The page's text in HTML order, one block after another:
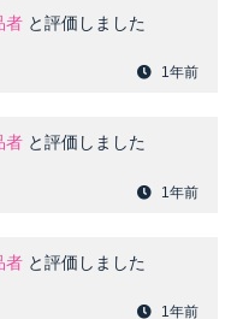
者 と評価しました
1年前
者 と評価しました
1年前
者 と評価しました
1年前